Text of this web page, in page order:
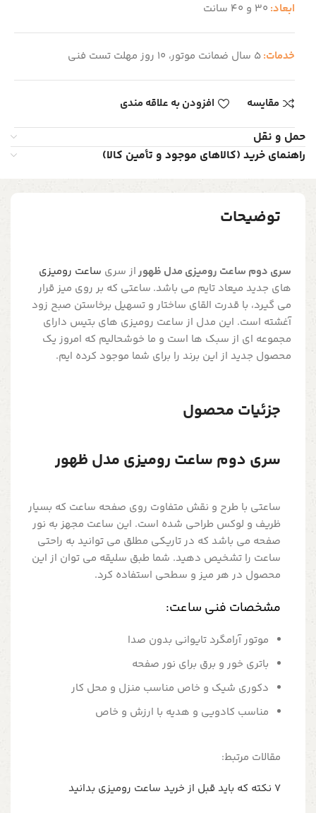
ابعاد: 30 و 40 سانت
خدمات:5 سال ضمانت موتور، 10 روز مهلت تست فنی
مقایسه افزودن به علاقه مندی
حمل و نقل
راهنمای خرید (کالاهای موجود و تأمین کالا)
توضیحات
سری دوم ساعت رومیزی مدل ظهوراز سری ساعت رومیزی
های جدید میعاد تایم می باشد. ساعتی که بر روی میز قرار
می گیرد، با قدرت القای ساختار و تسهیل برخاستن صبح زود
آغشته است. این مدل از ساعت رومیزی های بتیس دارای
مجموعه ای از سبک ها است و ما خوشحالیم که امروز یک
محصول جدید از این برند را برای شما موجود کرده ایم.
جزئیات محصول
سری دوم ساعت رومیزی مدل ظهور
ساعتی با طرح و نقش متفاوت روی صفحه ساعت که بسیار
ظریف و لوکس طراحی شده است. این ساعت مجهز به نور
صفحه می باشد که در تاریکی مطلق می توانید به راحتی
ساعت را تشخیص دهید. شما طبق سلیقه می توان از این
محصول در هر میز و سطحی استفاده کرد.
مشخصات فنی ساعت:
موتور آرامگرد تایوانی بدون صدا
باتری خور و برق برای نور صفحه
دکوری شیک و خاص مناسب منزل و محل کار
مناسب کادویی و هدیه با ارزش و خاص
مقالات مرتبط:
7 نکته که باید قبل از خرید ساعت رومیزی بدانید